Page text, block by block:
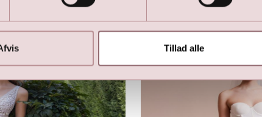
Tillad alle